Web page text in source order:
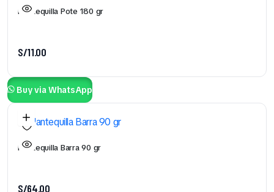
Mantequilla Pote 180 gr
S/11.00
Buy via WhatsApp
Mantequilla Barra 90 gr
S/64.00